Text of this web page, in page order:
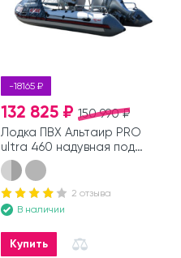
-18165 ₽
150 990 ₽
132 825 ₽
Лодка ПВХ Альтаир PRO
ultra 460 надувная под
мотор
2 отзыва
В наличии
Купить